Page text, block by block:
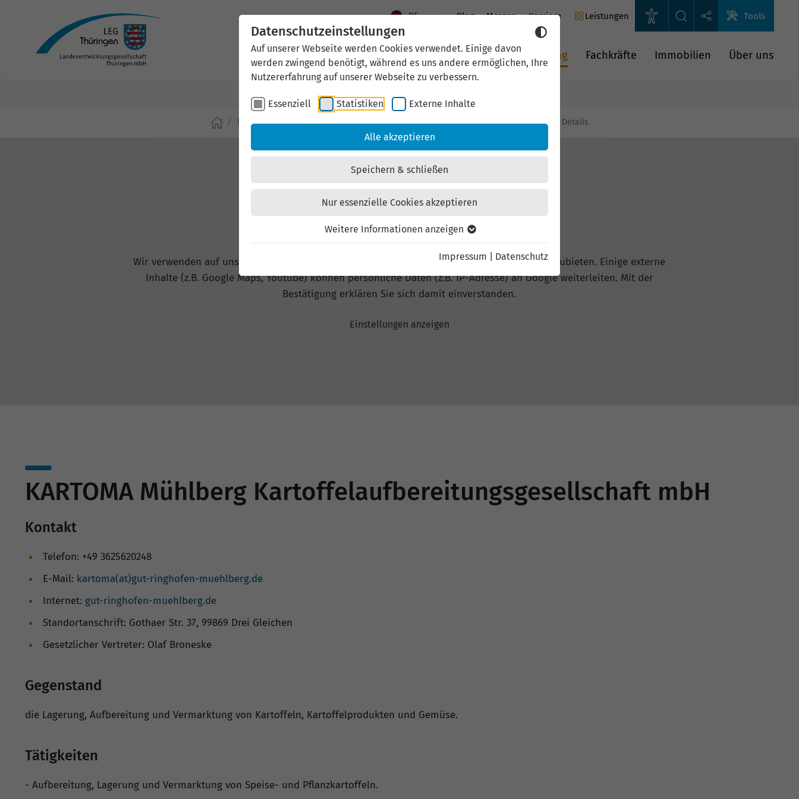
Datenschutzeinstellungen
Auf unserer Webseite werden Cookies verwendet. Einige davon
werden zwingend benötigt, während es uns andere ermöglichen, Ihre
Nutzererfahrung auf unserer Webseite zu verbessern.
Essenziell Statistiken Externe Inhalte
Alle akzeptieren
Speichern & schließen
Nur essenzielle Cookies akzeptieren
Weitere Informationen anzeigen
Impressum Datenschutz
DE Blog Messen Karriere Leistungen Tools
Aktuelles Standort Thüringen Wirtschaftsförderung Fachkräfte Immobilien Über uns
Wirtschaftsförderung Investieren & Ansiedeln Unternehmen & Technologien Details
Externen Inhalt laden
Wir verwenden auf unserer Website externe Inhalte, um Ihnen zusätzliche Informationen anzubieten. Einige externe
Inhalte (z.B. Google Maps, Youtube) können persönliche Daten (z.B. IP-Adresse) an Google weiterleiten. Mit der
Bestätigung erklären Sie sich damit einverstanden.
Einstellungen anzeigen
KARTOMA Mühlberg Kartoffelaufbereitungsgesellschaft mbH
Kontakt
Telefon: +49 3625620248
E-Mail: kartoma(at)gut-ringhofen-muehlberg.de
Internet: gut-ringhofen-muehlberg.de
Standortanschrift: Gothaer Str. 37, 99869 Drei Gleichen
Gesetzlicher Vertreter: Olaf Broneske
Gegenstand
die Lagerung, Aufbereitung und Vermarktung von Kartoffeln, Kartoffelprodukten und Gemüse.
Tätigkeiten
- Aufbereitung, Lagerung und Vermarktung von Speise- und Pflanzkartoffeln.